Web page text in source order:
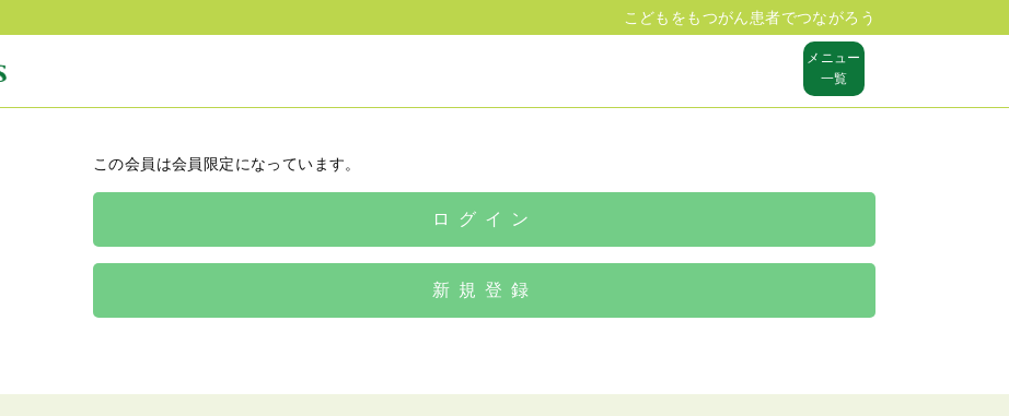
こどもをもつがん患者でつながろう
メニュー
一覧
この会員は会員限定になっています。
ログイン
新規登録